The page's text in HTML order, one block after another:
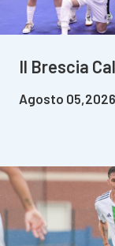
Il Brescia
Agosto 05,2026